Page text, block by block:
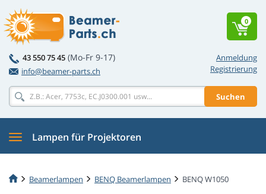
Anmeldung
Registrierung
43 550 75 45 (Mo-Fr 9-17)
info@beamer-parts.ch
Suchen
0
Lampen für Projektoren
Beamerlampen BENQ Beamerlampen BENQ W1050